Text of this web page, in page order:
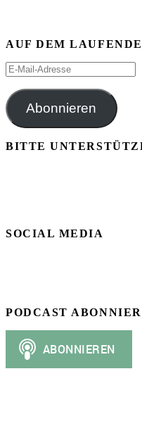
AUF DEM
E-
Adresse
Abonnieren
BITTE
SOCIAL MEDIA
PODCAST